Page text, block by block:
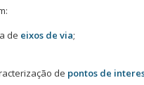
de eixos de via;
de pontos de